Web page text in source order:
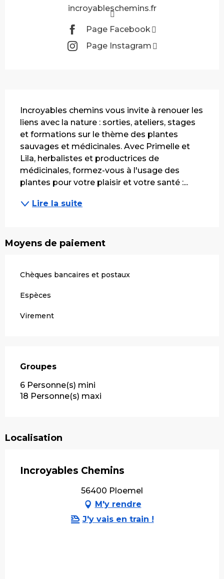
incroyableschemins.fr
Page Facebook
Page Instagram
Incroyables chemins vous invite à renouer les
liens avec la nature : sorties, ateliers, stages
et formations sur le thème des plantes
sauvages et médicinales. Avec Primelle et
Lila, herbalistes et productrices de
médicinales, formez-vous à l'usage des
plantes pour votre plaisir et votre santé :...
Lire la suite
Moyens de paiement
Chèques bancaires et postaux
Espèces
Virement
Groupes
Groupes
6 Personne(s) mini
18 Personne(s) maxi
Localisation
Incroyables Chemins
56400 Ploemel
M'y rendre
J'y vais en train !